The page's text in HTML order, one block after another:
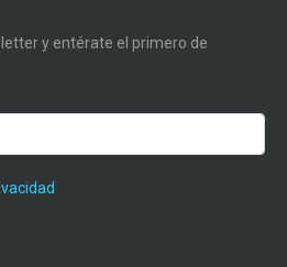
y entérate el primero de